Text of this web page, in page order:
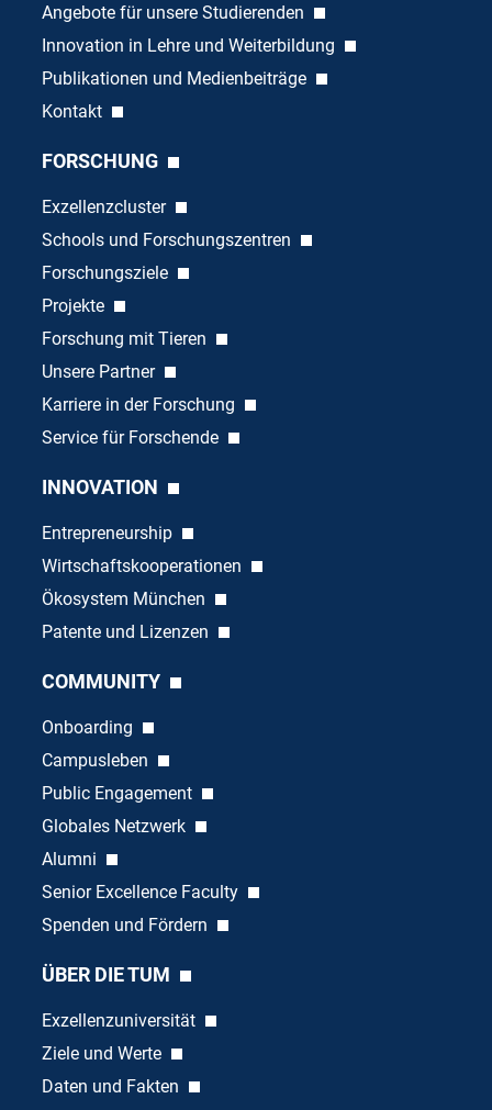
Angebote für unsere Studierenden
Innovation in Lehre und Weiterbildung
Publikationen und Medienbeiträge
Kontakt
FORSCHUNG
Exzellenzcluster
Schools und Forschungszentren
Forschungsziele
Projekte
Forschung mit Tieren
Unsere Partner
Karriere in der Forschung
Service für Forschende
INNOVATION
Entrepreneurship
Wirtschaftskooperationen
Ökosystem München
Patente und Lizenzen
COMMUNITY
Onboarding
Campusleben
Public Engagement
Globales Netzwerk
Alumni
Senior Excellence Faculty
Spenden und Fördern
ÜBER DIE TUM
Exzellenzuniversität
Ziele und Werte
Daten und Fakten